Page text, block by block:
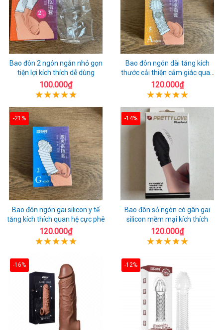
Bao đôn 2 ngón ngắn nhỏ gọn
tiện lợi kích thích dễ dùng
100.000₫
Bao đôn ngón dài tăng kích
thước cải thiện cảm giác quan
hệ
120.000₫
-21%
Bao đôn ngón gai silicon y tế
tăng kích thích quan hệ cực phê
120.000₫
-14%
Bao đôn sỏ ngón có gân gai
silicon mềm mại kích thích
120.000₫
-16% -12%